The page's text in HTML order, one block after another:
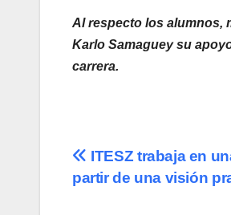
Al respecto los alumnos,
Karlo Samaguey su
carrera.
Navegación
de
ITESZ trabaja en
partir de una visión